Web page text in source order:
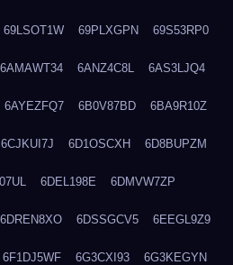
69LSOT1W 69PLXGPN 69S53RP0
6AMAWT34 6ANZ4C8L 6AS3LJQ4
6AYEZFQ7 6B0V87BD 6BA9R10Z
6CJKUI7J 6D1OSCXH 6D8BUPZM
6DEL198E 6DMVW7ZP
6DREN8XO 6DSSGCV5 6EEGL9Z9
6F1DJ5WF 6G3CXI93 6G3KEGYN